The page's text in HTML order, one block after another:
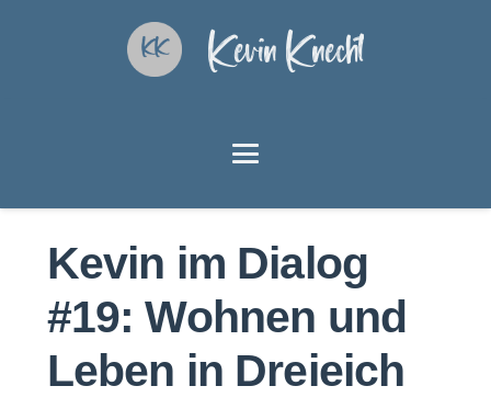
Kevin Knecht
Kevin im Dialog
#19: Wohnen und
Leben in Dreieich